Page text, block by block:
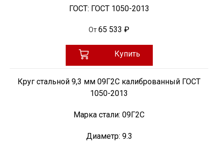
ГОСТ: ГОСТ 1050-2013
От65 533 ₽
Купить
Круг стальной 9,3 мм 09Г2С калиброванный ГОСТ
1050-2013
Марка стали: 09Г2С
Диаметр: 9.3